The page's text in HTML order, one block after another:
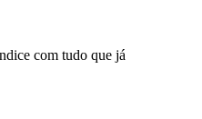
com tudo que já